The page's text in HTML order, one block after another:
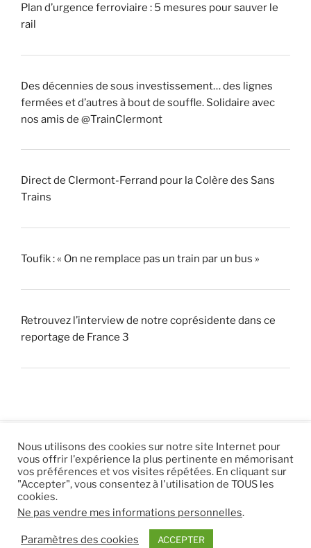
Plan d’urgence ferroviaire : 5 mesures pour sauver le
rail
Des décennies de sous investissement… des lignes
fermées et d’autres à bout de souffle. Solidaire avec
nos amis de @TrainClermont
Direct de Clermont-Ferrand pour la Colère des Sans
Trains
Toufik : « On ne remplace pas un train par un bus »
Retrouvez l’interview de notre coprésidente dans ce
reportage de France 3
© 2026 |Mentions légales|Hébergement Eur’Net.|
RSS|sitemap
Nous utilisons des cookies sur notre site Internet pour
vous offrir l'expérience la plus pertinente en mémorisant
vos préférences et vos visites répétées. En cliquant sur
"Accepter", vous consentez à l'utilisation de TOUS les
cookies.
Ne pas vendre mes informations personnelles.
Paramètres des cookies ACCEPTER